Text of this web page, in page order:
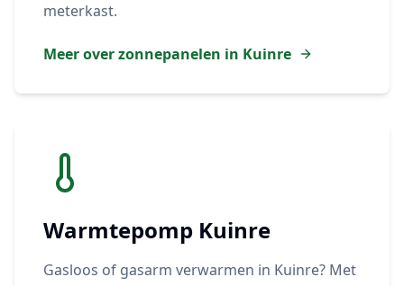
meterkast.
Meer over zonnepanelen in Kuinre
Warmtepomp Kuinre
Gasloos of gasarm verwarmen in Kuinre? Met